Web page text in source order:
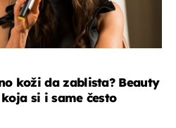
koži da zablista? Beauty
si i same često